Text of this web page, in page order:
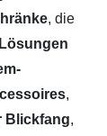
, die
,
Blickfang,